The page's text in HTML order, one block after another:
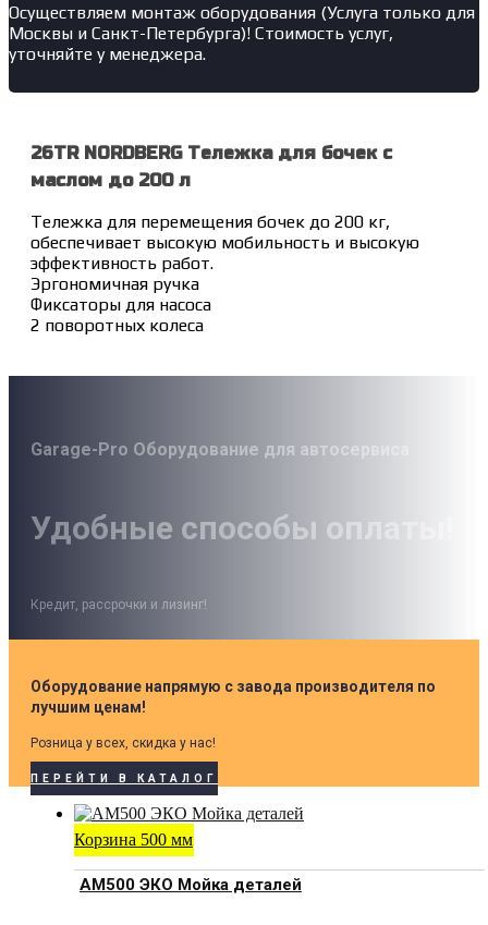
Осуществляем монтаж оборудования (Услуга только для
Москвы и Санкт-Петербурга)! Стоимость услуг,
уточняйте у менеджера.
26TR NORDBERG Тележка для бочек с
маслом до 200 л
Тележка для перемещения бочек до 200 кг,
обеспечивает высокую мобильность и высокую
эффективность работ.
Эргономичная ручка
Фиксаторы для насоса
2 поворотных колеса
Garage-Pro Оборудование для автосервиса
Удобные способы оплаты!
Кредит, рассрочки и лизинг!
Оборудование напрямую с завода производителя по
лучшим ценам!
Розница у всех, скидка у нас!
ПЕРЕЙТИ В КАТАЛОГ
Корзина 500 мм
АМ500 ЭКО Мойка деталей